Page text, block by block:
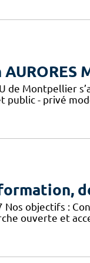
de Montpellier
public - privé
formation,
objectifs :
ouverte et